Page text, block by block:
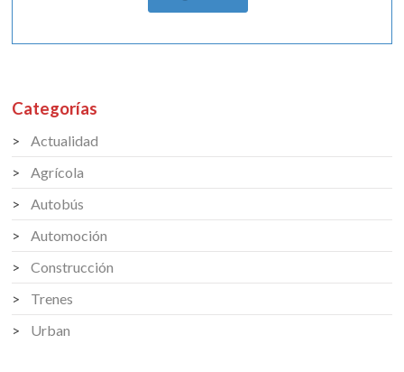
Categorías
Actualidad
Agrícola
Autobús
Automoción
Construcción
Trenes
Urban